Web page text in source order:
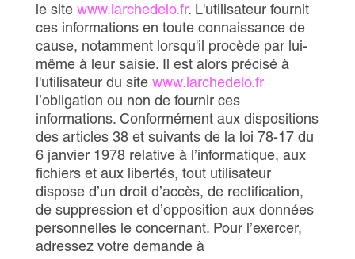
le site www.larchedelo.fr. L'utilisateur fournit
ces informations en toute connaissance de
cause, notamment lorsqu'il procède par lui-
même à leur saisie. Il est alors précisé à
l'utilisateur du site www.larchedelo.fr
l’obligation ou non de fournir ces
informations. Conformément aux dispositions
des articles 38 et suivants de la loi 78-17 du
6 janvier 1978 relative à l’informatique, aux
fichiers et aux libertés, tout utilisateur
dispose d’un droit d’accès, de rectification,
de suppression et d’opposition aux données
personnelles le concernant. Pour l’exercer,
adressez votre demande à